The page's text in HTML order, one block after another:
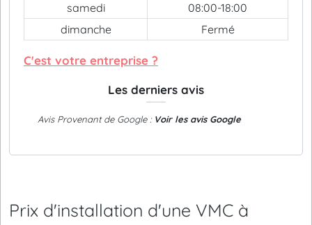
samedi
08:00-18:00
dimanche
Fermé
C'est votre entreprise ?
Les derniers avis
Avis Provenant de Google : Voir les avis Google
Prix d'installation d'une VMC à